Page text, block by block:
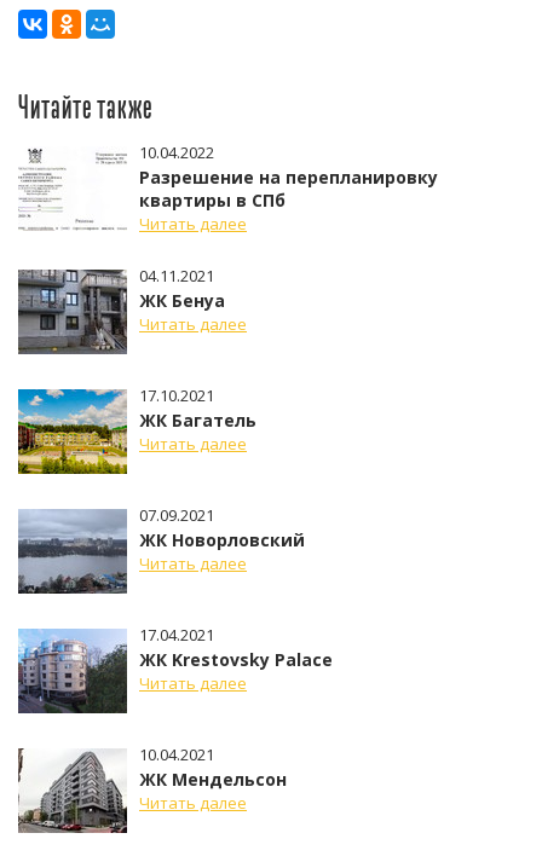
Читайте также
10.04.2022
Разрешение на перепланировку
квартиры в СПб
Читать далее
04.11.2021
ЖК Бенуа
Читать далее
17.10.2021
ЖК Багатель
Читать далее
07.09.2021
ЖК Новорловский
Читать далее
17.04.2021
ЖК Krestovsky Palace
Читать далее
10.04.2021
ЖК Мендельсон
Читать далее